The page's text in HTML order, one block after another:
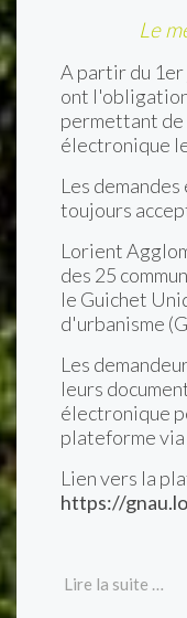
Le
A partir du 1er
ont
permettant de
électronique
Les
toujours
Lorient
des 25
le Guichet
d'urbanisme
Les
leurs
électronique
plateforme
Lien vers la
https://
Lire la suite …